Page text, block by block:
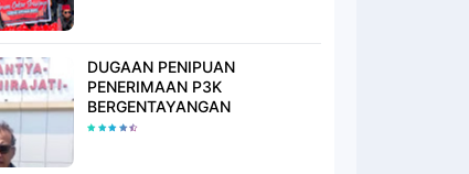
DUGAAN PENIPUAN
PENERIMAAN P3K
BERGENTAYANGAN